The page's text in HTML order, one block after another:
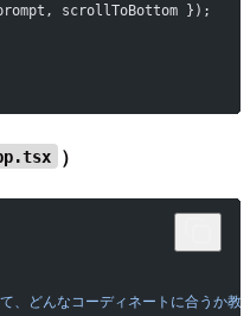
scrollToBottom });
）
、どんなコーディネートに合うか教